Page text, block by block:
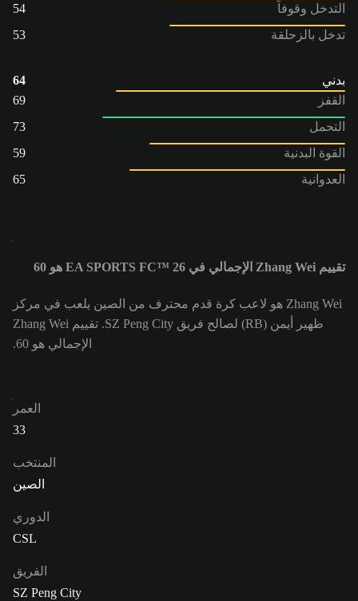
التدخل وقوفاً
54
تدخل بالزحلقة
53
بدني
64
القفز
69
التحمل
73
القوة البدنية
59
العدوانية
65
تقييم Zhang Wei الإجمالي في EA SPORTS FC™ 26 هو 60
Zhang Wei هو لاعب كرة قدم محترف من الصين يلعب في مركز
ظهير أيمن (RB) لصالح فريق SZ Peng City. تقييم Zhang Wei
الإجمالي هو 60.
العمر
33
المنتخب
الصين
الدوري
CSL
الفريق
SZ Peng City